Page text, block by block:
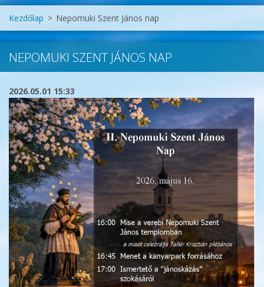
Kezdőlap > Nepomuki Szent János nap
NEPOMUKI SZENT JÁNOS NAP
2026.05.01 15:33